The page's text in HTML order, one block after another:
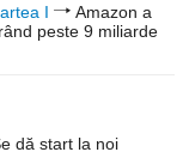
I
Amazon a
peste 9 miliarde
dă start la noi